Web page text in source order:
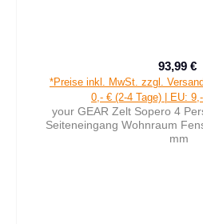
93,99 €
*Preise inkl. MwSt. zzgl.
0,- € (2-4 Tage) | EU:
your GEAR Zelt Sopero 4
Seiteneingang Wohnraum
mm